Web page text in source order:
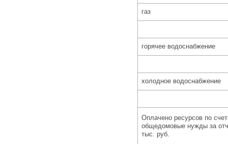
газ
горячее водоснабжение
холодное водоснабжение
Оплачено ресурсов по
общедомовые нужды за
тыс. руб.